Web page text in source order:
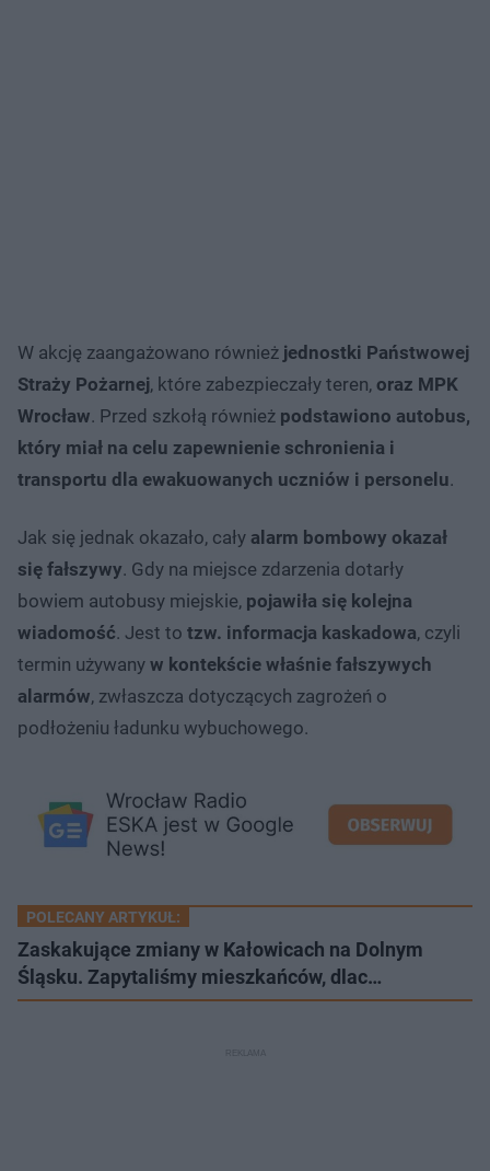
W akcję zaangażowano również jednostki Państwowej
Straży Pożarnej, które zabezpieczały teren, oraz MPK
Wrocław. Przed szkołą również podstawiono autobus,
który miał na celu zapewnienie schronienia i
transportu dla ewakuowanych uczniów i personelu.
Jak się jednak okazało, cały alarm bombowy okazał
się fałszywy. Gdy na miejsce zdarzenia dotarły
bowiem autobusy miejskie, pojawiła się kolejna
wiadomość. Jest to tzw. informacja kaskadowa, czyli
termin używany w kontekście właśnie fałszywych
alarmów, zwłaszcza dotyczących zagrożeń o
podłożeniu ładunku wybuchowego.
POLECANY ARTYKUŁ:
Zaskakujące zmiany w Kałowicach na Dolnym
Śląsku. Zapytaliśmy mieszkańców, dlac…